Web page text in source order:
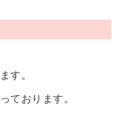
す。
ております。